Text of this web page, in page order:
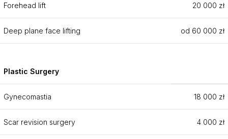
Forehead lift 20 000 zł
Deep plane face lifting od 60 000 zł
Plastic Surgery
Gynecomastia 18 000 zł
Scar revision surgery 4 000 zł